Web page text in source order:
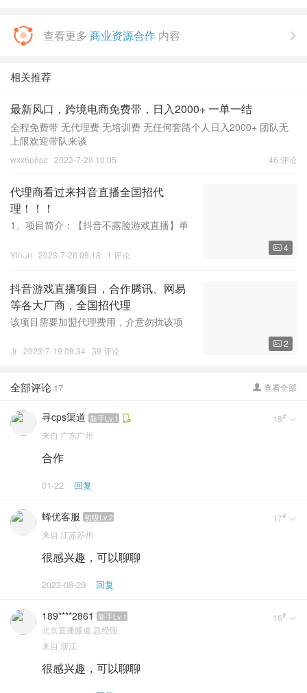
查看更多 商业资源合作 内容 
相关推荐
最新风口，跨境电商免费带，日入2000+ 一单一结
全程免费带 无代理费 无培训费 无任何套路个人日入2000+ 团队无
上限欢迎带队来谈
wxx6p6pc 2023-7-28 10:05 46 评论
 4
代理商看过来抖音直播全国招代
理！！！
1、项目简介：【抖音不露脸游戏直播】单
作代理】【项目介绍】抖音不露脸游戏直
2-3场，无任务要求，需要主播按话术边玩
边讲。【游戏类型】
Yinᴗn 2023-7-26 09:18 1 评论
 2
抖音游戏直播项目，合作腾讯、网易
等各大厂商，全国招代理
该项目需要加盟代理费用，介意勿扰该项
要加盟代理费用，介意勿扰1、项目简介：
不需要露脸，只需
.lr 2023-7-19 09:34 39 评论
 查看全部
全部评论 17
寻cps渠道 新手Lv.1 18# 
来自 广东广州
合作
01-22 回复
蜂优客服 初级Lv.2 17# 
来自 江苏苏州
很感兴趣，可以聊聊
2023-08-29 回复
189****2861 新手Lv.1 16# 
北京直播频道 总经理
来自 浙江
很感兴趣，可以聊聊